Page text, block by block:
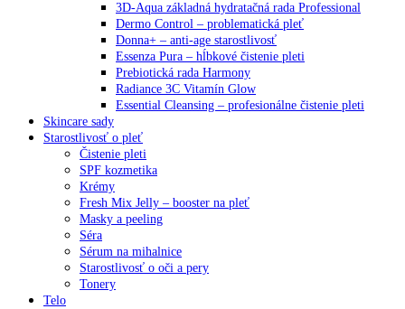
3D-Aqua základná hydratačná rada Professional
Dermo Control – problematická pleť
Donna+ – anti-age starostlivosť
Essenza Pura – hĺbkové čistenie pleti
Prebiotická rada Harmony
Radiance 3C Vitamín Glow
Essential Cleansing – profesionálne čistenie pleti
Skincare sady
Starostlivosť o pleť
Čistenie pleti
SPF kozmetika
Krémy
Fresh Mix Jelly – booster na pleť
Masky a peeling
Séra
Sérum na mihalnice
Starostlivosť o oči a pery
Tonery
Telo